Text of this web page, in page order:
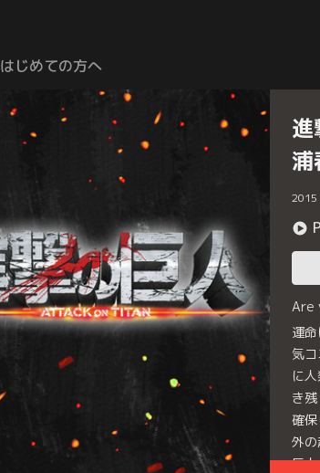
はじめての方へ
浦
2015
Are
運
気
に
き
確
外
巨